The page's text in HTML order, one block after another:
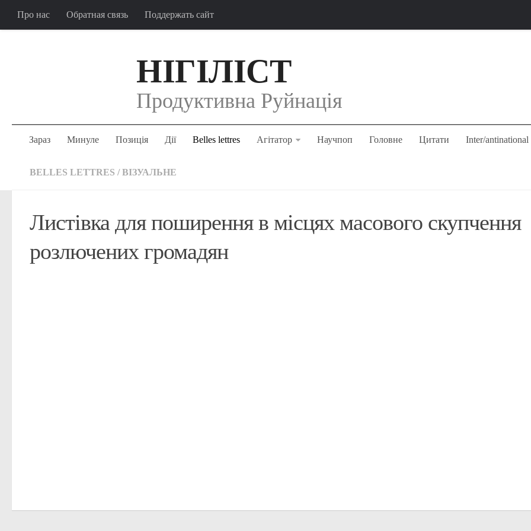
Про нас Обратная связь Поддержать сайт
НІГІЛІСТ
Продуктивна Руйнація
Зараз Минуле Позиція Дії Belles lettres Агітатор Научпоп Головне Цитати Inter/antinational
BELLES LETTRES / ВІЗУАЛЬНЕ
Листівка для поширення в місцях масового скупчення
розлючених громадян